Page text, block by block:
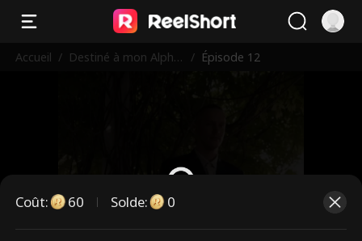
Accueil / Destiné à mon Alpha
/ Épisode 12
Coût: 60 Solde: 0